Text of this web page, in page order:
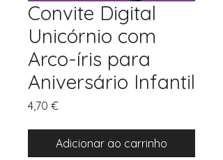
Convite Digital
Unicórnio com
Arco-íris para
Aniversário Infantil
4,70 €Preço
Adicionar ao carrinho